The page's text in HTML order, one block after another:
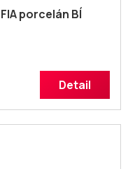
porcelán BÍ
Detail